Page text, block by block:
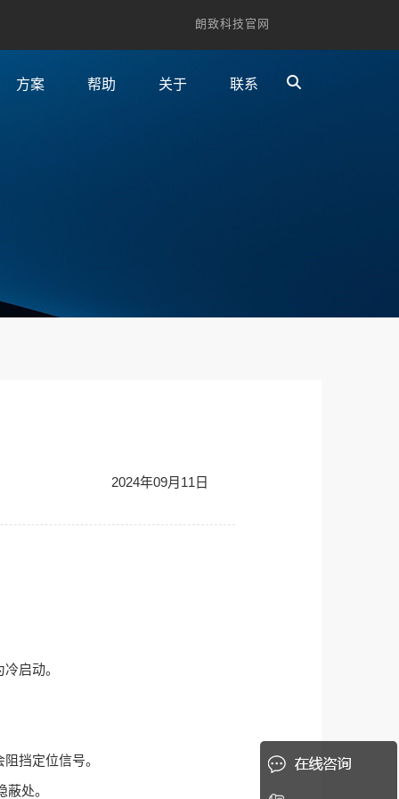
朗致科技官网
方案 帮助 关于 联系
2024年09月11日
启动。
挡定位信号。
处。